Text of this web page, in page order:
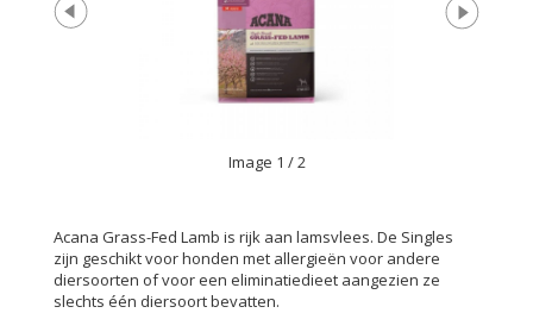
Image 1 / 2
Acana Grass-Fed Lamb is rijk aan lamsvlees. De Singles
zijn geschikt voor honden met allergieën voor andere
diersoorten of voor een eliminatiedieet aangezien ze
slechts één diersoort bevatten.